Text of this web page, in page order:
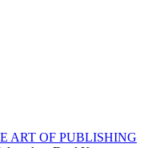
ART OF PUBLISHING